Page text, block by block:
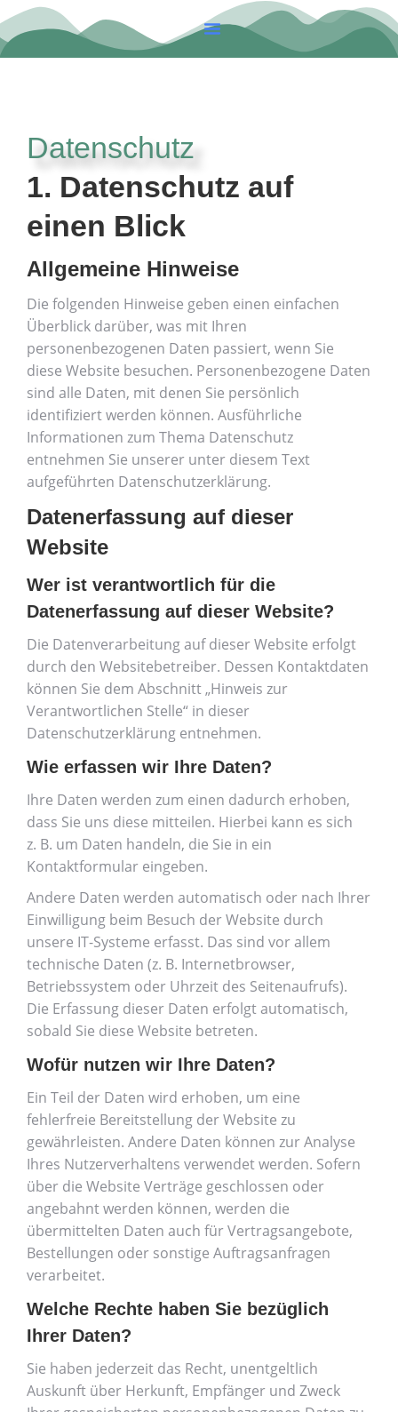
Datenschutz
1. Datenschutz auf
einen Blick
Allgemeine Hinweise
Die folgenden Hinweise geben einen einfachen
Überblick darüber, was mit Ihren
personenbezogenen Daten passiert, wenn Sie
diese Website besuchen. Personenbezogene Daten
sind alle Daten, mit denen Sie persönlich
identifiziert werden können. Ausführliche
Informationen zum Thema Datenschutz
entnehmen Sie unserer unter diesem Text
aufgeführten Datenschutzerklärung.
Datenerfassung auf dieser
Website
Wer ist verantwortlich für die
Datenerfassung auf dieser Website?
Die Datenverarbeitung auf dieser Website erfolgt
durch den Websitebetreiber. Dessen Kontaktdaten
können Sie dem Abschnitt „Hinweis zur
Verantwortlichen Stelle“ in dieser
Datenschutzerklärung entnehmen.
Wie erfassen wir Ihre Daten?
Ihre Daten werden zum einen dadurch erhoben,
dass Sie uns diese mitteilen. Hierbei kann es sich
z. B. um Daten handeln, die Sie in ein
Kontaktformular eingeben.
Andere Daten werden automatisch oder nach Ihrer
Einwilligung beim Besuch der Website durch
unsere IT-Systeme erfasst. Das sind vor allem
technische Daten (z. B. Internetbrowser,
Betriebssystem oder Uhrzeit des Seitenaufrufs).
Die Erfassung dieser Daten erfolgt automatisch,
sobald Sie diese Website betreten.
Wofür nutzen wir Ihre Daten?
Ein Teil der Daten wird erhoben, um eine
fehlerfreie Bereitstellung der Website zu
gewährleisten. Andere Daten können zur Analyse
Ihres Nutzerverhaltens verwendet werden. Sofern
über die Website Verträge geschlossen oder
angebahnt werden können, werden die
übermittelten Daten auch für Vertragsangebote,
Bestellungen oder sonstige Auftragsanfragen
verarbeitet.
Welche Rechte haben Sie bezüglich
Ihrer Daten?
Sie haben jederzeit das Recht, unentgeltlich
Auskunft über Herkunft, Empfänger und Zweck